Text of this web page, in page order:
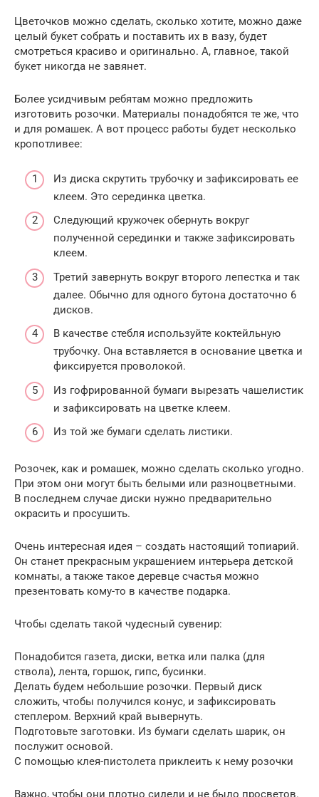
Цветочков можно сделать, сколько хотите, можно даже
целый букет собрать и поставить их в вазу, будет
смотреться красиво и оригинально. А, главное, такой
букет никогда не завянет.
Более усидчивым ребятам можно предложить
изготовить розочки. Материалы понадобятся те же, что
и для ромашек. А вот процесс работы будет несколько
кропотливее:
Из диска скрутить трубочку и зафиксировать ее
клеем. Это серединка цветка.
Следующий кружочек обернуть вокруг
полученной серединки и также зафиксировать
клеем.
Третий завернуть вокруг второго лепестка и так
далее. Обычно для одного бутона достаточно 6
дисков.
В качестве стебля используйте коктейльную
трубочку. Она вставляется в основание цветка и
фиксируется проволокой.
Из гофрированной бумаги вырезать чашелистик
и зафиксировать на цветке клеем.
Из той же бумаги сделать листики.
Розочек, как и ромашек, можно сделать сколько угодно.
При этом они могут быть белыми или разноцветными.
В последнем случае диски нужно предварительно
окрасить и просушить.
Очень интересная идея – создать настоящий топиарий.
Он станет прекрасным украшением интерьера детской
комнаты, а также такое деревце счастья можно
презентовать кому-то в качестве подарка.
Чтобы сделать такой чудесный сувенир:
Понадобится газета, диски, ветка или палка (для
ствола), лента, горшок, гипс, бусинки.
Делать будем небольшие розочки. Первый диск
сложить, чтобы получился конус, и зафиксировать
степлером. Верхний край вывернуть.
Подготовьте заготовки. Из бумаги сделать шарик, он
послужит основой.
С помощью клея-пистолета приклеить к нему розочки
Важно, чтобы они плотно сидели и не было просветов.